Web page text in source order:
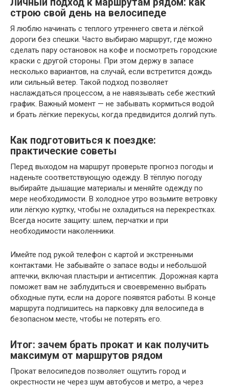
строю свой день на велосипеде
Я люблю начинать с теплого утреннего света и лёгкой
дороги без спешки. Часто выбираю маршрут, где можно
сделать пару остановок на кофе и посмотреть городские
краски с другой стороны. При этом держу в запасе
несколько вариантов, на случай, если встретится дождь
или сильный ветер. Такой подход позволяет
наслаждаться процессом, а не навязывать себе жесткий
график. Важный момент — не забывать кормиться водой
и брать лёгкие перекусы, когда предвидится долгий путь.
Как подготовиться к поездке:
практические советы
Перед выходом на маршрут проверьте прогноз погоды и
наденьте соответствующую одежду. В тёплую погоду
выбирайте дышащие материалы и меняйте одежду по
мере необходимости. В холодное утро возьмите ветровку
или лёгкую куртку, чтобы не охладиться на перекрестках.
Всегда носите защиту: шлем, перчатки и при
необходимости наколенники.
Имейте под рукой телефон с картой и экстренными
контактами. Не забывайте о запасе воды и небольшой
аптечки, включая пластыри и антисептик. Дорожная карта
поможет вам не заблудиться и своевременно выбрать
обходные пути, если на дороге появятся работы. В конце
маршрута подпишитесь на парковку для велосипеда в
безопасном месте, чтобы не потерять его.
Итог: зачем брать прокат и как получить
максимум от маршрутов рядом
Прокат велосипедов позволяет ощутить город и
окрестности не через шум автобусов и метро, а через